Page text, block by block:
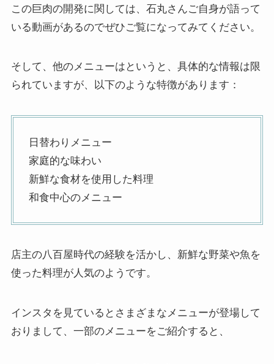
この巨肉の開発に関しては、石丸さんご自身が語って
いる動画があるのでぜひご覧になってみてください。
そして、他のメニューはというと、具体的な情報は限
られていますが、以下のような特徴があります：
日替わりメニュー
家庭的な味わい
新鮮な食材を使用した料理
和食中心のメニュー
店主の八百屋時代の経験を活かし、新鮮な野菜や魚を
使った料理が人気のようです。
インスタを見ているとさまざまなメニューが登場して
おりまして、一部のメニューをご紹介すると、